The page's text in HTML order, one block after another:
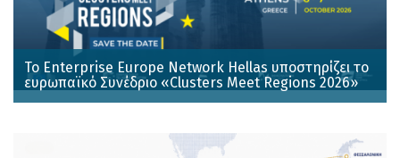
Το Enterprise Europe Network Hellas υποστηρίζει το
ευρωπαϊκό Συνέδριο «Clusters Meet Regions 2026»